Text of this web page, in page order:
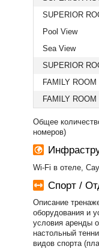
SUPERIOR
Pool View
Sea View
SUPERIOR
FAMILY
FAMILY
Общее
номеров)
Wi-Fi в отеле,
Спорт /
Описание
оборудования и
условия аренды
настольный
видов спорта